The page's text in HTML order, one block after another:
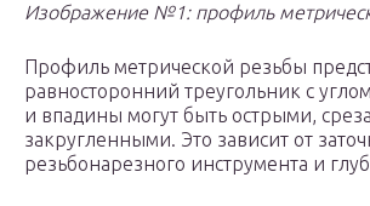
Изображение №1: профиль
Профиль метрической резьбы
равносторонний треугольник с
и впадины могут быть острыми,
закругленными. Это зависит от
резьбонарезного инструмента и